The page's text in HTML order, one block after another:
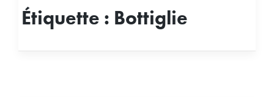
Étiquette : Bottiglie